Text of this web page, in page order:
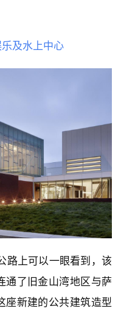
路上可以一眼看到，该
通了旧金山湾地区与萨
座新建的公共建筑造型